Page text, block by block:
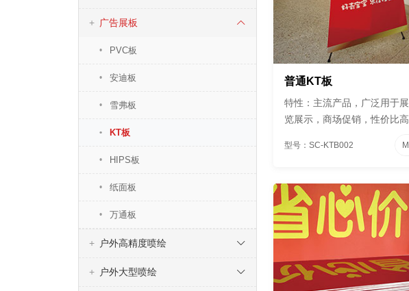
广告展板
PVC板
安迪板
雪弗板
KT板
HIPS板
纸面板
万通板
户外高精度喷绘
户外大型喷绘
普通KT板
特性：主流产品，广泛用于
览展示，商场促销，性价比高
型号：SC-KTB002